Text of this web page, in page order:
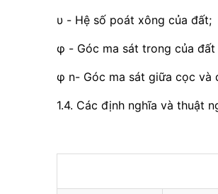
υ - Hệ số poát xông của đất;
φ - Góc ma sát trong của đất
φ n- Góc ma sát giữa cọc và
1.4. Các định nghĩa và thuật